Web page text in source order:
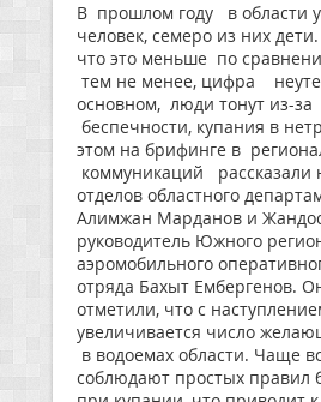
В прошлом году в области
человек, семеро из них
что это меньше по
тем не менее, цифра
основном, люди тонут из-за
беспечности, купания в
этом на брифинге в
коммуникаций рассказали
отделов областного
Алимжан Марданов и
руководитель Южного
аэромобильного
отряда Бахыт Ембергенов.
отметили, что с
увеличивается число
в водоемах области. Чаще
соблюдают простых правил